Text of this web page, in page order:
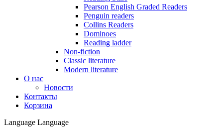
Pearson English Graded Readers
Penguin readers
Collins Readers
Dominoes
Reading ladder
Non-fiction
Classic literature
Modern literature
О нас
Новости
Контакты
Корзина
Language Language